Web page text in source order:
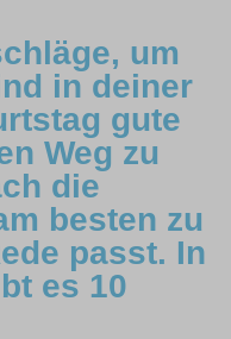
um
in deiner
gute
Weg zu
die
besten zu
passt. In
es 10